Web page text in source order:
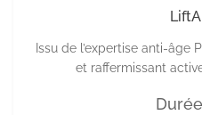
Issu de l’expertise anti-âge
et raffermissant